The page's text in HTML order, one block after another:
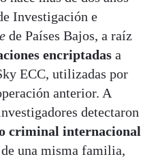
Investigación e
de Países Bajos, a raíz
encriptadas a
ECC, utilizadas por
anterior. A
detectaron
criminal internacional
una misma familia,